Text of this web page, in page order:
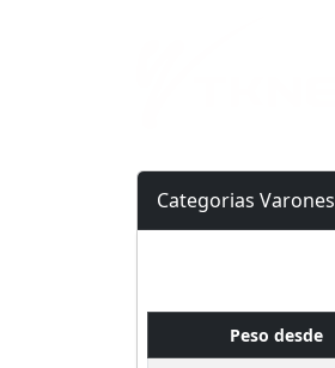
Categorias Varones
Peso desde